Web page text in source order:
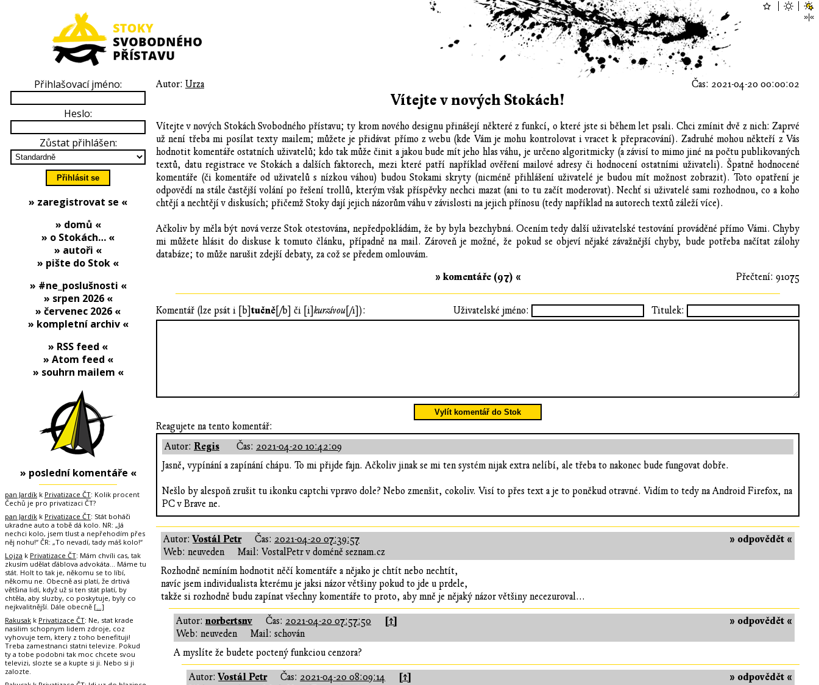
Autor: Urza Čas: 2021-04-20 00:00:02
Vítejte v nových Stokách!
Vítejte v nových Stokách Svobodného přístavu; ty krom nového designu přinášejí některé z funkcí, o které jste si během let psali. Chci zmínit dvě z nich: Zaprvé
už není třeba mi posílat texty mailem; můžete je přidávat přímo z webu (kde Vám je mohu kontrolovat i vracet k přepracování). Zadruhé mohou někteří z Vás
hodnotit komentáře ostatních uživatelů; kdo tak může činit a jakou bude mít jeho hlas váhu, je určeno algoritmicky (a závisí to mimo jiné na počtu publikovaných
textů, datu registrace ve Stokách a dalších faktorech, mezi které patří například ověření mailové adresy či hodnocení ostatními uživateli). Špatně hodnocené
komentáře (či komentáře od uživatelů s nízkou váhou) budou Stokami skryty (nicméně přihlášení uživatelé je budou mít možnost zobrazit). Toto opatření je
odpovědí na stále častější volání po řešení trollů, kterým však příspěvky nechci mazat (ani to tu začít moderovat). Nechť si uživatelé sami rozhodnou, co a koho
chtějí a nechtějí v diskusích; přičemž Stoky dají jejich názorům váhu v závislosti na jejich přínosu (tedy například na autorech textů záleží více).
Ačkoliv by měla být nová verze Stok otestována, nepředpokládám, že by byla bezchybná. Ocením tedy další uživatelské testování prováděné přímo Vámi. Chyby
mi můžete hlásit do diskuse k tomuto článku, případně na mail. Zároveň je možné, že pokud se objeví nějaké závažnější chyby, bude potřeba načítat zálohy
databáze; to může narušit zdejší debaty, za což se předem omlouvám.
Přečtení: 91075
» komentáře (97) «
Uživatelské jméno: Titulek:
Komentář (lze psát i [b] tučně [/b] či [i] kurzívou [/i]):
Vylít komentář do Stok
Reagujete na tento komentář:
Autor: Regis Čas: 2021-04-20 10:42:09
Jasně, vypínání a zapínání chápu. To mi přijde fajn. Ačkoliv jinak se mi ten systém nijak extra nelíbí, ale třeba to nakonec bude fungovat dobře.
Nešlo by alespoň zrušit tu ikonku captchi vpravo dole? Nebo zmenšit, cokoliv. Visí to přes text a je to poněkud otravné. Vidím to tedy na Android Firefox, na
PC v Brave ne.
» odpovědět «
Autor: Vostál Petr Čas: 2021-04-20 07:39:57
Web: neuveden
Mail: VostalPetr v doméně seznam.cz
Rozhodně nemíním hodnotit něčí komentáře a nějako je chtít nebo nechtít,
navíc jsem individualista kterému je jaksi názor většiny pokud to jde u prdele,
takže si rozhodně budu zapínat všechny komentáře to proto, aby mně je nějaký názor většiny necezuroval...
» odpovědět «
Autor:norbertsnv Čas: 2021-04-20 07:57:50 [↑]
Web: neuveden
Mail: schován
A myslíte že budete poctený funkciou cenzora?
» odpovědět «
Autor:Vostál Petr Čas: 2021-04-20 08:09:14 [↑]
Přihlašovací jméno:
Heslo:
Zůstat přihlášen:
» zaregistrovat se «
» domů «
» o Stokách… «
» autoři «
» pište do Stok «
» #ne_poslušnosti «
» srpen 2026 «
» červenec 2026 «
» kompletní archiv «
» RSS feed «
» Atom feed «
» souhrn mailem «
» poslední komentáře «
pan Jardík k Privatizace ČT: Kolik procent
Čechů je pro privatizaci ČT?
pan Jardík k Privatizace ČT: Stát boháči
ukradne auto a tobě dá kolo. NR: „Já
nechci kolo, jsem tlust a nepřehodím přes
něj nohu!“ ČR: „To nevadí, tady máš kolo!“
Lojza k Privatizace ČT: Mám chvíli cas, tak
zkusím udělat ďáblova advokáta... Máme tu
stát. Holt to tak je, někomu se to líbí,
někomu ne. Obecně asi platí, že drtivá
většina lidí, když už si ten stát platí, by
chtěla, aby sluzby, co poskytuje, byly co
nejkvalitnější. Dále obecně […]
Rakusak k Privatizace ČT: Ne, stat krade
nasilim schopnym lidem zdroje, coz
vyhovuje tem, ktery z toho benefituji!
Treba zamestnanci statni televize. Pokud
ty a tobe podobni tak moc chcete svou
televizi, slozte se a kupte si ji. Nebo si ji
zalozte.